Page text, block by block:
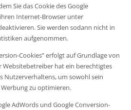
Sie das Cookie des Google
Internet-Browser unter
Sie werden sodann nicht in
aufgenommen.
Cookies” erfolgt auf Grundlage von
Websitebetreiber hat ein berechtigtes
Nutzerverhaltens, um sowohl sein
zu optimieren.
AdWords und Google Conversion-